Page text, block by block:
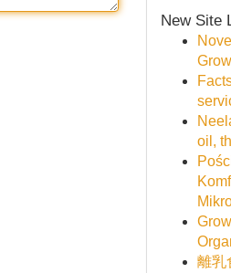
New Site
oil,
離乳